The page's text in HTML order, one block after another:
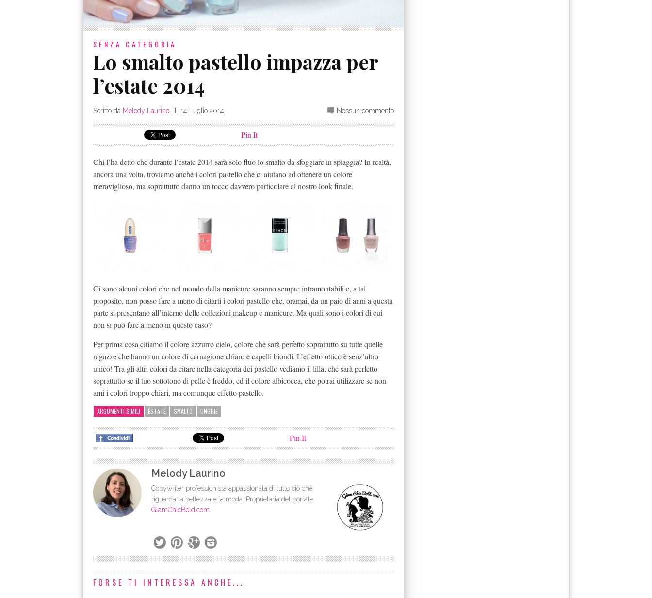
SENZA CATEGORIA
Lo smalto pastello impazza per
l’estate 2014
Scritto da Melody Laurino il 14 Luglio 2014 Nessun commento
Pin It
Chi l’ha detto che durante l’estate 2014 sarà solo fluo lo smalto da sfoggiare in spiaggia? In realtà,
ancora una volta, troviamo anche i colori pastello che ci aiutano ad ottenere un colore
meraviglioso, ma soprattutto danno un tocco davvero particolare al nostro look finale.
Ci sono alcuni colori che nel mondo della manicure saranno sempre intramontabili e, a tal
proposito, non posso fare a meno di citarti i colori pastello che, oramai, da un paio di anni a questa
parte si presentano all’interno delle collezioni makeup e manicure. Ma quali sono i colori di cui
non si può fare a meno in questo caso?
Per prima cosa citiamo il colore azzurro cielo, colore che sarà perfetto soprattutto su tutte quelle
ragazze che hanno un colore di carnagione chiaro e capelli biondi. L’effetto ottico è senz’altro
unico! Tra gli altri colori da citare nella categoria dei pastello vediamo il lilla, che sarà perfetto
soprattutto se il tuo sottotono di pelle è freddo, ed il colore albicocca, che potrai utilizzare se non
ami i colori troppo chiari, ma comunque effetto pastello.
ARGOMENTI SIMILI ESTATE SMALTO UNGHIE
Pin It
Melody Laurino
Copywriter professionista appassionata di tutto ciò che
riguarda la bellezza e la moda. Proprietaria del portale
GlamChicBold.com
FORSE TI INTERESSA ANCHE...